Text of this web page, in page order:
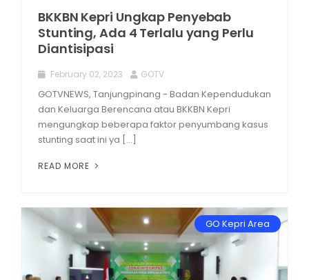
BKKBN Kepri Ungkap Penyebab
Stunting, Ada 4 Terlalu yang Perlu
Diantisipasi
February 02, 2023 GOTV
GOTVNEWS, Tanjungpinang - Badan Kependudukan
dan Keluarga Berencana atau BKKBN Kepri
mengungkap beberapa faktor penyumbang kasus
stunting saat ini ya [...]
READ MORE
GO Kepri Area